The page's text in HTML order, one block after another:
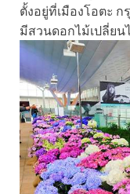
ตั้งอยู่ที่เมืองโอตะ
มีสวนดอกไม้เปลี่ยน